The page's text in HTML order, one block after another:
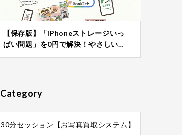
【保存版】「iPhoneストレージいっ
ぱい問題」を0円で解決！やさしい…
Category
30分セッション【お写真買取システム】